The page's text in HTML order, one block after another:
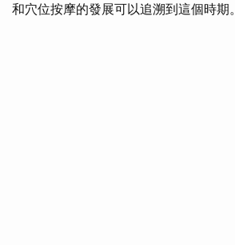
和穴位按摩的發展可以追溯到這個時期。